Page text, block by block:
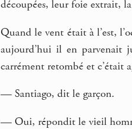
découpées, leur foie extrait,
Quand le vent était à l’est,
aujourd’hui il en
carrément retombé et c’était
— Santiago, dit le garçon.
— Oui, répondit le vieil